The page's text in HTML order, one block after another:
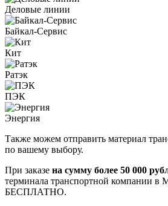
Деловые линии
Байкал-Сервис
Кит
Ратэк
ПЭК
Энергия
Также можем отправить материал
по вашему выбору.
При заказе на сумму более 50 000
терминала транспортной компании в
БЕСПЛАТНО.